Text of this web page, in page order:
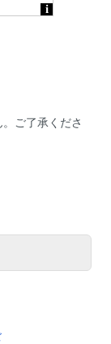
ご了承くださ